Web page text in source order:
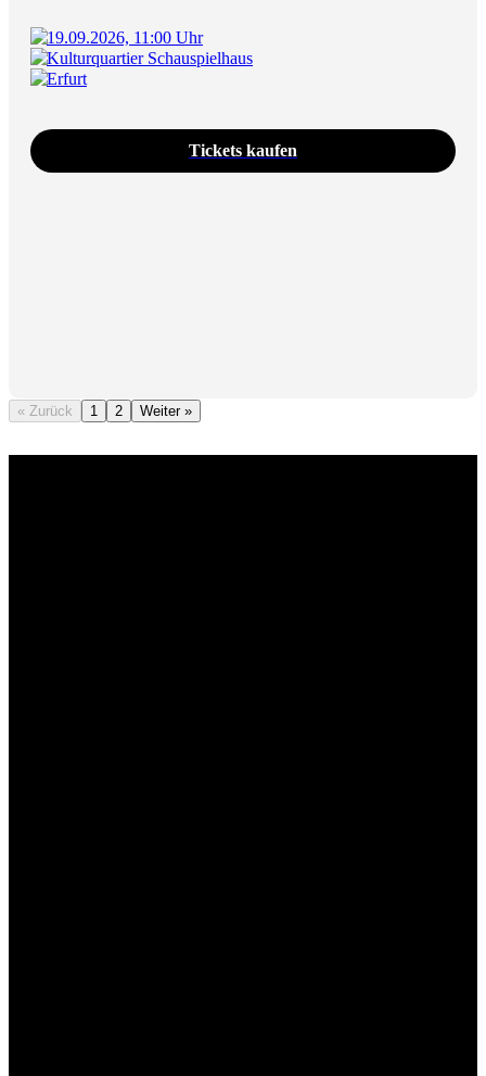
19.09.2026, 11:00 Uhr
Kulturquartier Schauspielhaus
Erfurt
Tickets kaufen
« Zurück 1 2 Weiter »